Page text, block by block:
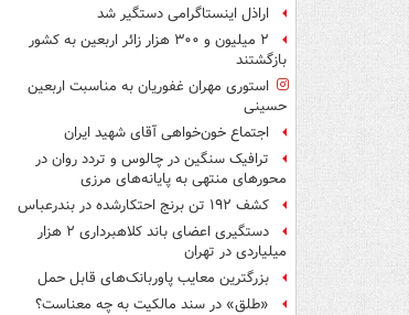
اراذل اینستاگرامی دستگیر شد
۲ میلیون و ۳۰۰ هزار زائر اربعین به کشور
بازگشتند
استوری مهران غفوریان به مناسبت اربعین
حسینی
اجتماع خون‌خواهی آقای شهید ایران
ترافیک سنگین در چالوس و تردد روان در
محورهای منتهی به پایانه‌های مرزی
کشف ۱۹۲ تن برنج احتکارشده در بندرعباس
دستگیری اعضای باند کلاهبرداری ۲ هزار
میلیاردی در تهران
بزرگترین معایب پاوربانک‌های قابل حمل
«طلق» در سند مالکیت به چه معناست؟